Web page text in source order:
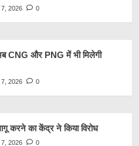
2026 0
CNG और PNG में भी मिलेगी
2026 0
करने का केंद्र ने किया विरोध
2026 0